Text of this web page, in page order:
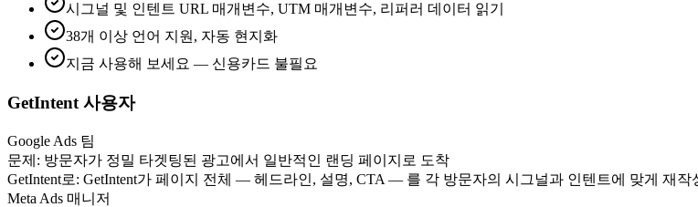
시그널 및 인텐트 URL 매개변수, UTM 매개변수, 리퍼러 데이터 읽기
38개 이상 언어 지원, 자동 현지화
지금 사용해 보세요 — 신용카드 불필요
GetIntent 사용자
Google Ads 팀
문제: 방문자가 정밀 타겟팅된 광고에서 일반적인 랜딩 페이지로 도착
GetIntent로: GetIntent가 페이지 전체 — 헤드라인, 설명, CTA — 를 각 방문자의 시그널과 인텐트에 맞게 재작
Meta Ads 매니저